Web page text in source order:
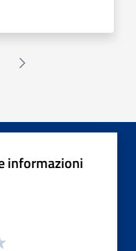
Successiva »
informazioni